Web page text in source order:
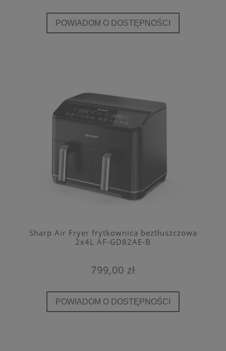
POWIADOM O DOSTĘPNOŚCI
Sharp Air Fryer frytkownica beztłuszczowa
2x4L AF-GD82AE-B
799,00 zł
POWIADOM O DOSTĘPNOŚCI